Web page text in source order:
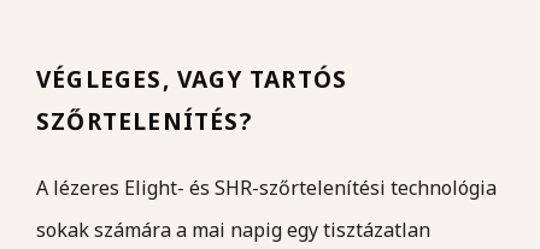
VÉGLEGES, VAGY TARTÓS
SZŐRTELENÍTÉS?
A lézeres Elight- és SHR-szőrtelenítési technológia
sokak számára a mai napig egy tisztázatlan